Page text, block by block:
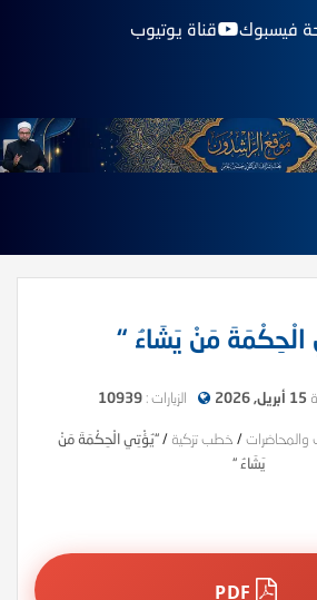
فيسبوك قناة يوتيوب
الْحِكْمَةَ مَنْ يَشَاءُ “
15 أبريل, 2026 الزيارات : 10939
والمحاضرات / خطب تزكية / “يُؤْتِي الْحِكْمَةَ مَنْ
يَشَاءُ “